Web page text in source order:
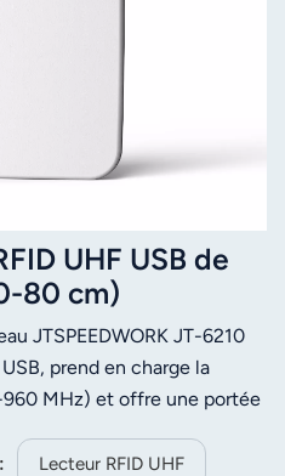
UHF USB de
80 cm)
JTSPEEDWORK JT-6210
prend en charge la
MHz) et offre une portée
et la mise à jour
Lecteur RFID UHF